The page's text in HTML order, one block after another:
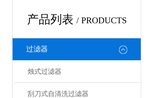
产品列表 / PRODUCTS
过滤器
烛式过滤器
刮刀式自清洗过滤器